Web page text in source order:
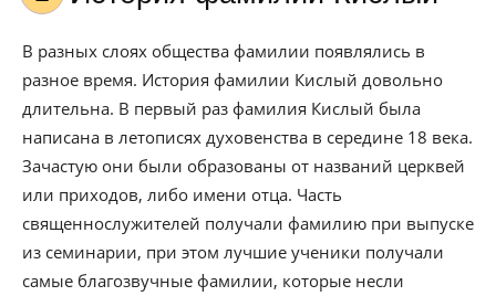
В разных слоях общества фамилии появлялись в
разное время. История фамилии Кислый довольно
длительна. В первый раз фамилия Кислый была
написана в летописях духовенства в середине 18 века.
Зачастую они были образованы от названий церквей
или приходов, либо имени отца. Часть
священнослужителей получали фамилию при выпуске
из семинарии, при этом лучшие ученики получали
самые благозвучные фамилии, которые несли